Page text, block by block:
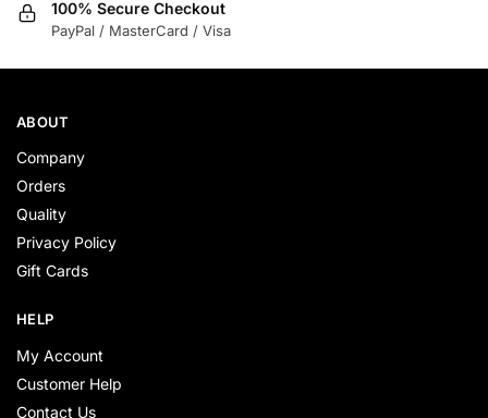
100% Secure Checkout
PayPal / MasterCard / Visa
ABOUT
Company
Orders
Quality
Privacy Policy
Gift Cards
HELP
My Account
Customer Help
Contact Us